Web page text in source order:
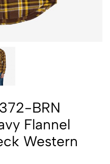
BRN
Flannel
Western